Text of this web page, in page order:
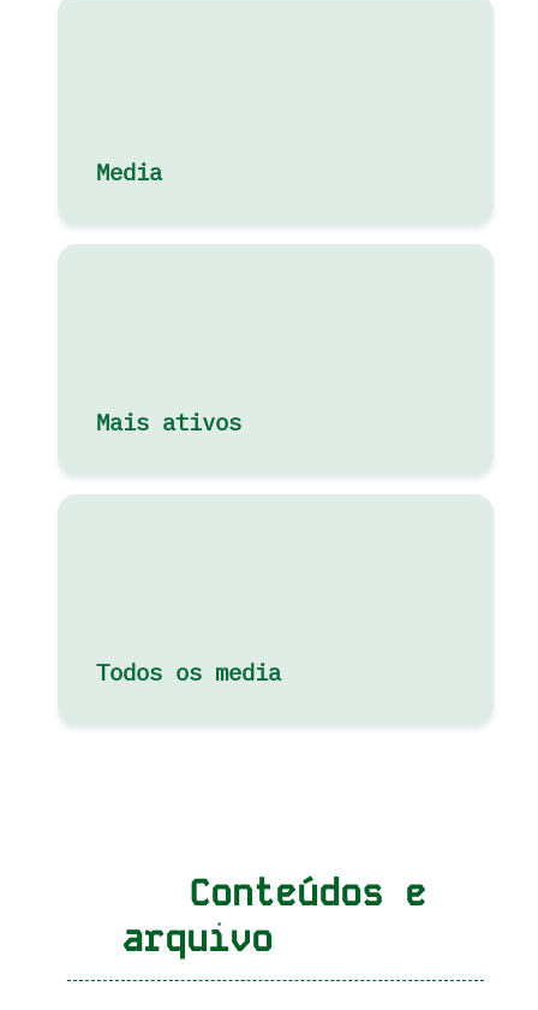
Media
Mais ativos
Todos os media
Conteúdos e
arquivo